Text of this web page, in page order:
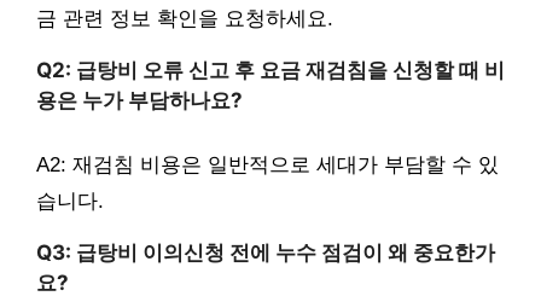
금 관련 정보 확인을 요청하세요.
Q2: 급탕비 오류 신고 후 요금 재검침을 신청할 때 비
용은 누가 부담하나요?
A2: 재검침 비용은 일반적으로 세대가 부담할 수 있
습니다.
Q3: 급탕비 이의신청 전에 누수 점검이 왜 중요한가
요?